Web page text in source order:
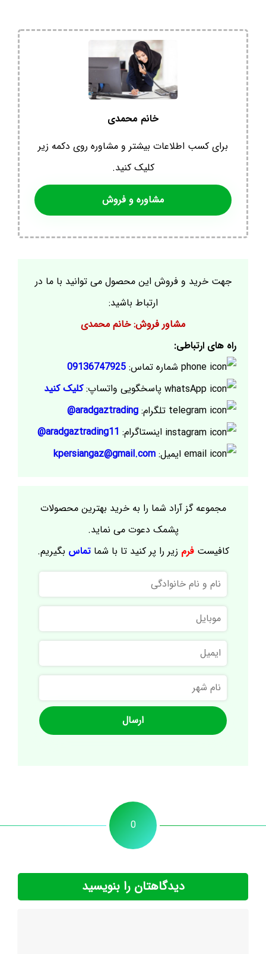
خانم محمدی
برای کسب اطلاعات بیشتر و مشاوره روی دکمه زیر
کلیک کنید.
مشاوره و فروش
جهت خرید و فروش این محصول می توانید با ما در
ارتباط باشید:
مشاور فروش: خانم محمدی
راه های ارتباطی:
شماره تماس: 09136747925
پاسخگویی واتساپ:کلیک کنید
تلگرام: aradgaztrading@
اینستاگرام: aradgaztrading11@
ایمیل: kpersiangaz@gmail.com
مجموعه گز آراد شما را به خرید بهترین محصولات
پشمک دعوت می نماید.
کافیستفرم زیر را پر کنید تا با شماتماس بگیریم.
نام
و
نام
خانوادگی
موبایل
ایمیل
نام
شهر
0
دیدگاهتان را بنویسید